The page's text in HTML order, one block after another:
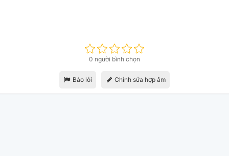
0 người bình chọn
Báo lỗi Chỉnh sửa hợp âm